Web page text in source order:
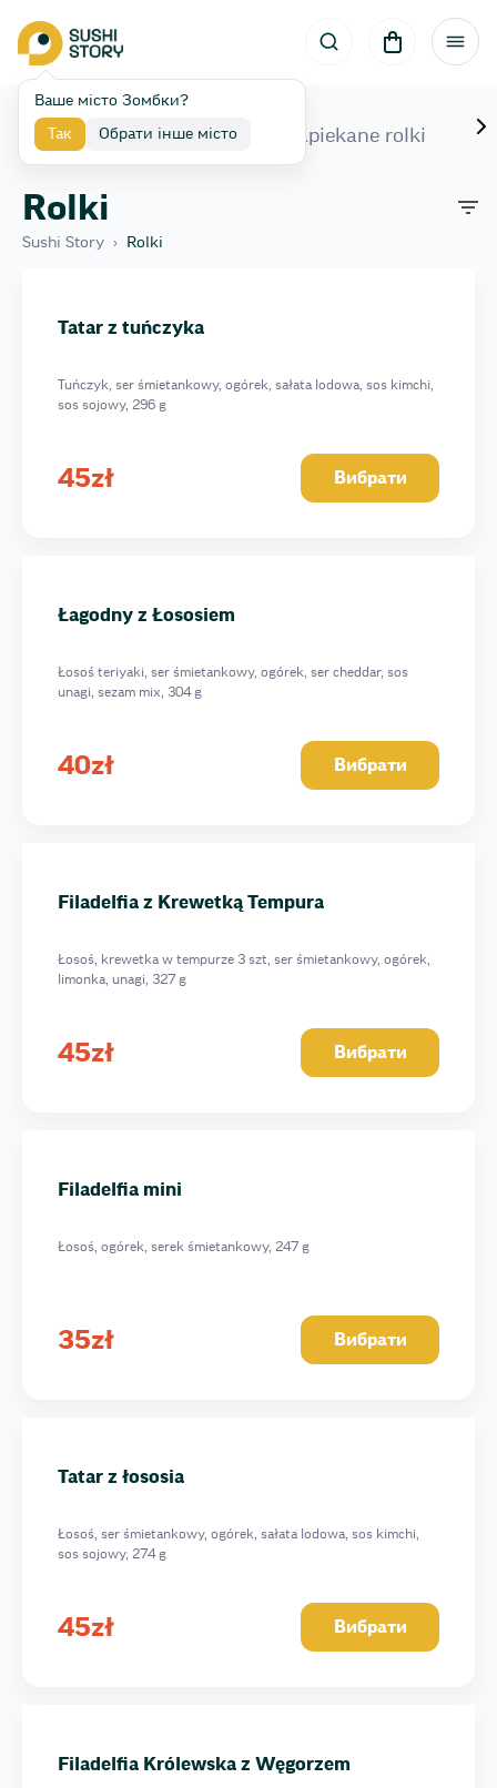
Ваше місто Зомбки?
Так Обрати інше місто
Zestawy Rolki Zapiekane rolki
Rolki
Sushi Story › Rolki
Mini Krabik
Mini z łososiem
Futomak z tuńczykiem
Filadelfia w masago
Duo fish
Premium double fish
Filadelfia Klasyka
Filadelfia w tunczyku + węgorzu
Filadelfia z lososiem i tuńczykiem
Tatar z tuńczyka
Tuńczyk, ser śmietankowy, ogórek, sałata lodowa, sos kimchi,
sos sojowy, 296 g
45zł Вибрати
Łagodny z Łososiem
Łosoś teriyaki, ser śmietankowy, ogórek, ser cheddar, sos
unagi, sezam mix, 304 g
40zł Вибрати
Filadelfia z Krewetką Tempura
Łosoś, krewetka w tempurze 3 szt, ser śmietankowy, ogórek,
limonka, unagi, 327 g
45zł Вибрати
Filadelfia mini
Łosoś, ogórek, serek śmietankowy, 247 g
35zł Вибрати
Tatar z łososia
Łosoś, ser śmietankowy, ogórek, sałata lodowa, sos kimchi,
sos sojowy, 274 g
45zł Вибрати
Filadelfia Królewska z Węgorzem